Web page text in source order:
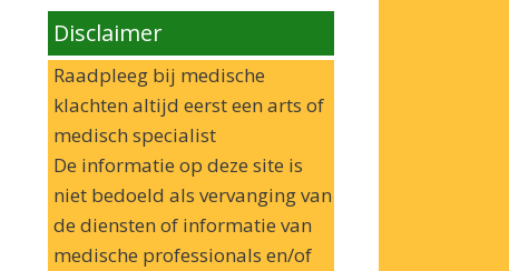
Disclaimer
Raadpleeg bij medische
klachten altijd eerst een arts of
medisch specialist
De informatie op deze site is
niet bedoeld als vervanging van
de diensten of informatie van
medische professionals en/of